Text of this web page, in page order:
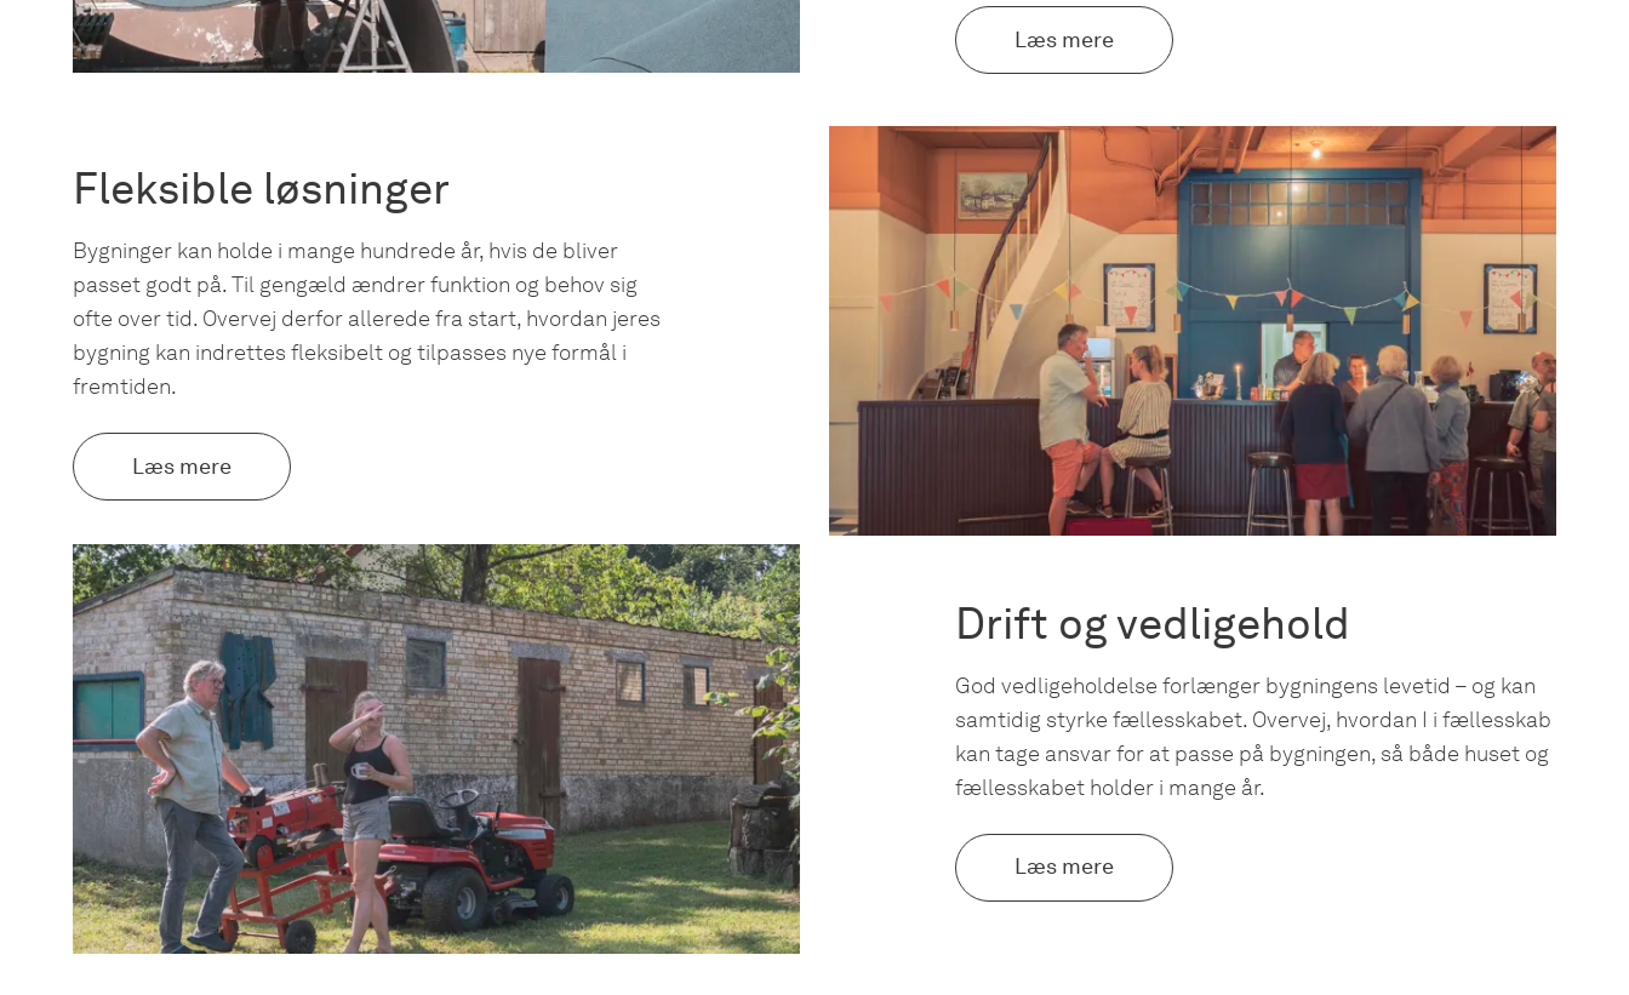
Læs mere
Fleksible løsninger
Bygninger kan holde i mange hundrede år, hvis de bliver
passet godt på. Til gengæld ændrer funktion og behov sig
ofte over tid. Overvej derfor allerede fra start, hvordan jeres
bygning kan indrettes fleksibelt og tilpasses nye formål i
fremtiden.
Læs mere
Drift og vedligehold
God vedligeholdelse forlænger bygningens levetid – og kan
samtidig styrke fællesskabet. Overvej, hvordan I i fællesskab
kan tage ansvar for at passe på bygningen, så både huset og
fællesskabet holder i mange år.
Læs mere